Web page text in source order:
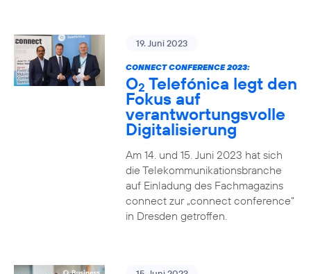
19. Juni 2023
CONNECT CONFERENCE 2023:
O2 Telefónica legt den
Fokus auf
verantwortungsvolle
Digitalisierung
Am 14. und 15. Juni 2023 hat sich
die Telekommunikationsbranche
auf Einladung des Fachmagazins
connect zur „connect conference“
in Dresden getroffen.